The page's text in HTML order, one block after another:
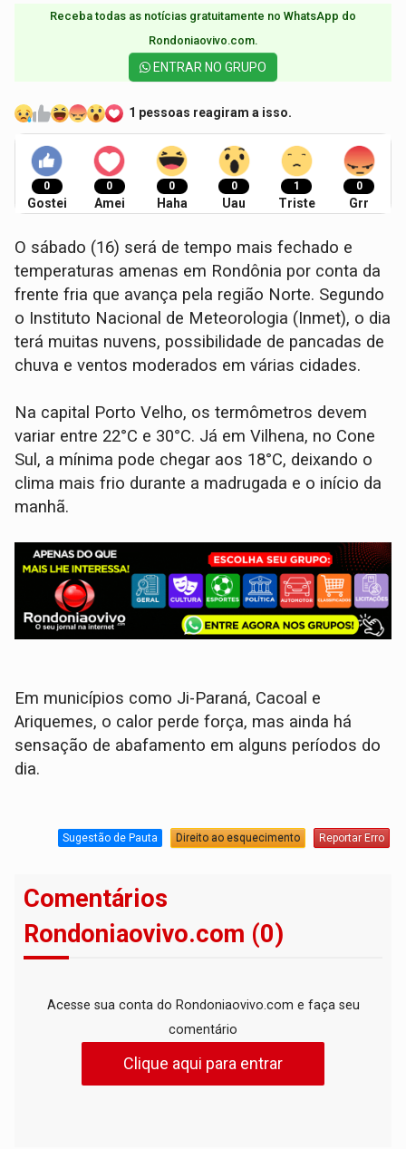
Receba todas as notícias gratuitamente no WhatsApp do
Rondoniaovivo.com.​
ENTRAR NO GRUPO
1 pessoas reagiram a isso.
0
Gostei
0
Amei
0
Haha
0
Uau
1
Triste
0
Grr
O sábado (16) será de tempo mais fechado e
temperaturas amenas em Rondônia por conta da
frente fria que avança pela região Norte. Segundo
o Instituto Nacional de Meteorologia (Inmet), o dia
terá muitas nuvens, possibilidade de pancadas de
chuva e ventos moderados em várias cidades.
Na capital Porto Velho, os termômetros devem
variar entre 22°C e 30°C. Já em Vilhena, no Cone
Sul, a mínima pode chegar aos 18°C, deixando o
clima mais frio durante a madrugada e o início da
manhã.
Em municípios como Ji-Paraná, Cacoal e
Ariquemes, o calor perde força, mas ainda há
sensação de abafamento em alguns períodos do
dia.
Sugestão de Pauta Direito ao esquecimento Reportar Erro
Comentários
Rondoniaovivo.com (0)
Acesse sua conta do Rondoniaovivo.com e faça seu
comentário
Clique aqui para entrar